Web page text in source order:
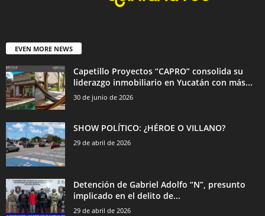
EVEN MORE NEWS
Capetillo Proyectos “CAPRO” consolida su
liderazgo inmobiliario en Yucatán con más...
30 de junio de 2026
SHOW POLÍTICO: ¿HÉROE O VILLANO?
29 de abril de 2026
Detención de Gabriel Adolfo “N”, presunto
implicado en el delito de...
29 de abril de 2026